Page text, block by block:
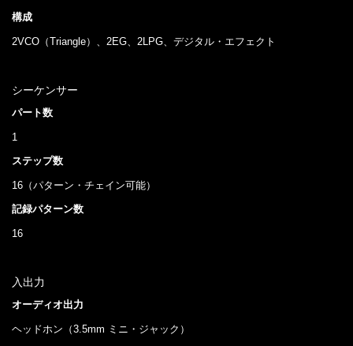
構成
2VCO（Triangle）、2EG、2LPG、デジタル・エフェクト
シーケンサー
パート数
1
ステップ数
16（パターン・チェイン可能）
記録パターン数
16
入出力
オーディオ出力
ヘッドホン（3.5mm ミニ・ジャック）